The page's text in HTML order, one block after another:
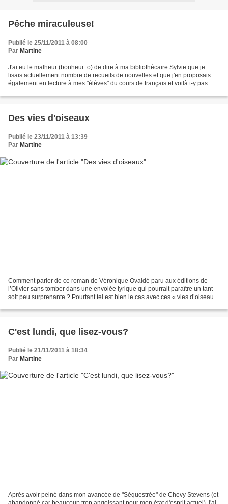
Pêche miraculeuse!
Publié le 25/11/2011 à 08:00
Par Martine
J'ai eu le malheur (bonheur :o) de dire à ma bibliothécaire Sylvie que je
lisais actuellement nombre de recueils de nouvelles et que j'en proposais
également en lecture à mes "élèves" du cours de français et voilà t-y pas
Des vies d'oiseaux
Publié le 23/11/2011 à 13:39
Par Martine
Comment parler de ce roman de Véronique Ovaldé paru aux éditions de
l’Olivier sans tomber dans une envolée lyrique qui pourrait paraître un tant
soit peu surprenante ? Pourtant tel est bien le cas avec ces « vies d’oiseaux
C'est lundi, que lisez-vous?
Publié le 21/11/2011 à 18:34
Par Martine
Après avoir peiné dans mon avancée de "Séquestrée" de Chevy Stevens (et